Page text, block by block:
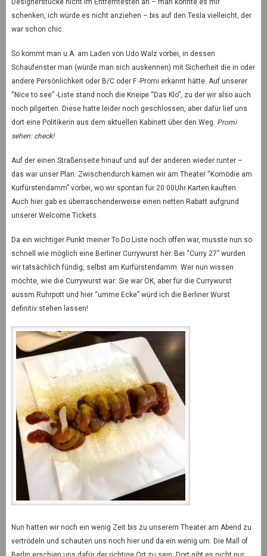
schenken, ich würde es nicht anziehen – bis auf den Tesla vielleicht, der
war schon chic.
So kommt man u.A. am Laden von Udo Walz vorbei, in dessen
Schaufenster man (würde man sich auskennen) mit Sicherheit die in oder
andere Persönlichkeit oder B/C oder F -Promi erkannt hätte. Auf unserer
“Nice to see” -Liste stand noch die Kneipe “Das Klo”, zu der wir also auch
noch pilgerten. Diese hatte leider noch geschlossen, aber dafür lief uns
dort eine Politikerin aus dem aktuellen Kabinett über den Weg. Promi
sehen: check!
Auf der einen Straßenseite hinauf und auf der anderen wieder runter –
das war unser Plan. Zwischendurch kamen wir am Theater “Komödie am
Kurfürstendamm” vorbei, wo wir spontan für 20:00Uhr Karten kauften.
Auch hier gab es überraschenderweise einen netten Rabatt aufgrund
unserer Welcome Tickets.
Da ein wichtiger Punkt meiner To Do Liste noch offen war, musste nun so
schnell wie möglich eine Berliner Currywurst her. Bei “Curry 27” wurden
wir tatsächlich fündig, selbst am Kurfürstendamm. Wer nun wissen
möchte, wie die Currywurst war: Sie war OK, aber für die Currywurst
aussm Ruhrpott und hier “umme Ecke” würd ich die Berliner Wurst
definitiv stehen lassen!
Nun hatten wir noch ein wenig Zeit bis zu unserem Theater am Abend zu
vertrödeln und schauten uns noch hier und da ein wenig um. Die Mall of